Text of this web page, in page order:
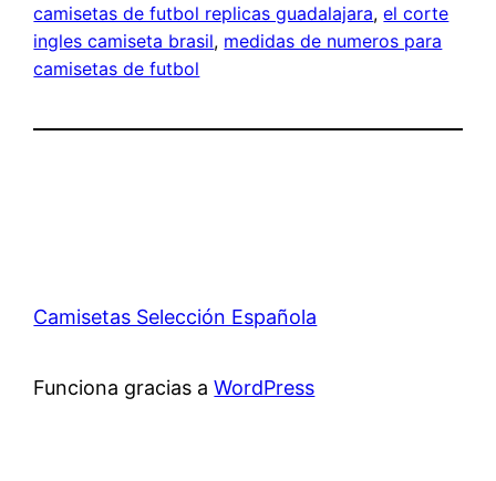
camisetas de futbol replicas guadalajara, el corte
ingles camiseta brasil, medidas de numeros para
camisetas de futbol
Camisetas Selección Española
Funciona gracias aWordPress